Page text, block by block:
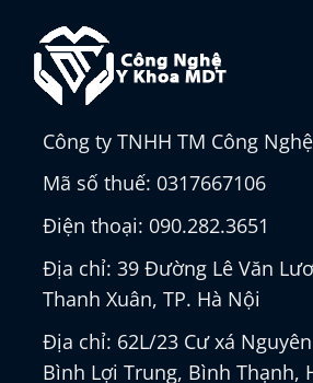
Công ty TNHH TM Công
Mã số thuế: 0317667106
Điện thoại: 090.282.3651
Địa chỉ: 39 Đường Lê Văn
Thanh Xuân, TP. Hà Nội
Địa chỉ: 62L/23 Cư xá
Bình Lợi Trung, Bình Thạnh,